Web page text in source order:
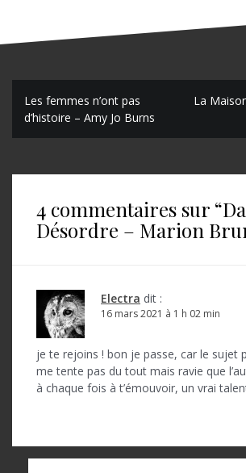
N
a
’
Les femmes n’ont pas
d’histoire – Amy Jo Burns
La
4 commentaires sur “
Désordre – Marion
Electra dit :
16 mars 2021 à 1 h 02 min
je te rejoins ! bon je passe, car le sujet
me tente pas du tout mais ravie que
à chaque fois à t’émouvoir, un vrai